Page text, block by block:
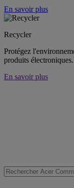
En savoir plus
Recycler
Protégez
produits électroniques.
En savoir plus